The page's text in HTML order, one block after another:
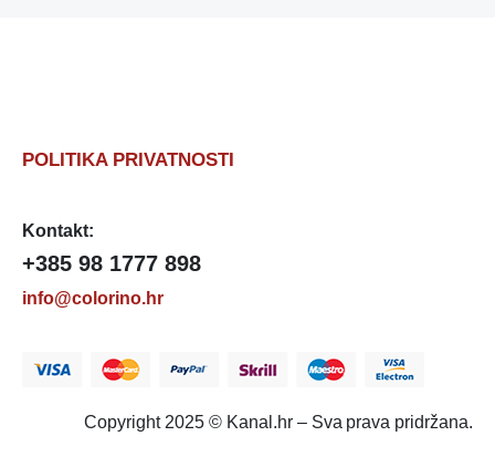
POLITIKA PRIVATNOSTI
Kontakt:
+385 98 1777 898
info@colorino.hr
Copyright 2025 © Kanal.hr – Sva prava pridržana.